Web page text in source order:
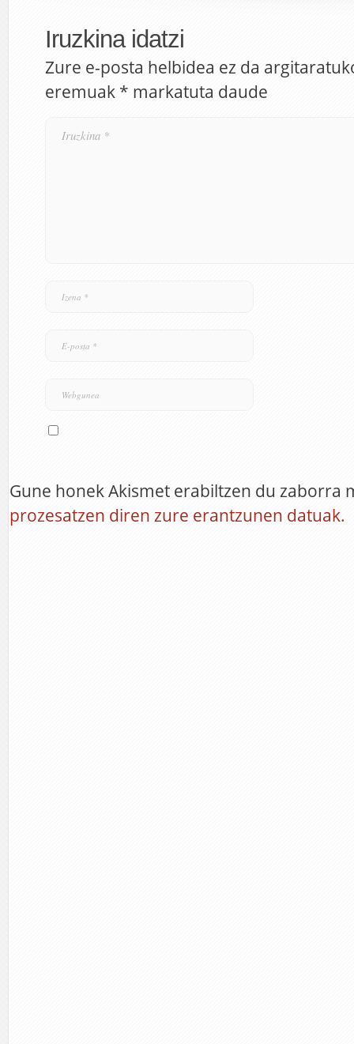
Iruzkina idatzi
Zure e-posta helbidea ez da
eremuak * markatuta daude
Gune honek Akismet erabiltzen du zaborra
prozesatzen diren zure erantzunen datuak.